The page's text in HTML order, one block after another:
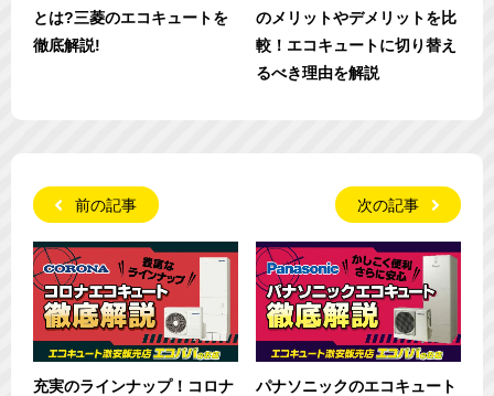
とは?三菱のエコキュートを
徹底解説!
のメリットやデメリットを比
較！エコキュートに切り替え
るべき理由を解説
前の記事
充実のラインナップ！コロナ
次の記事
パナソニックのエコキュート